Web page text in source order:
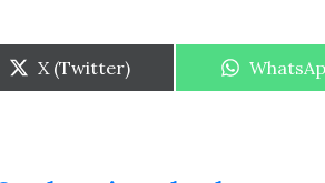
Share
on
X (Twitter)
Share